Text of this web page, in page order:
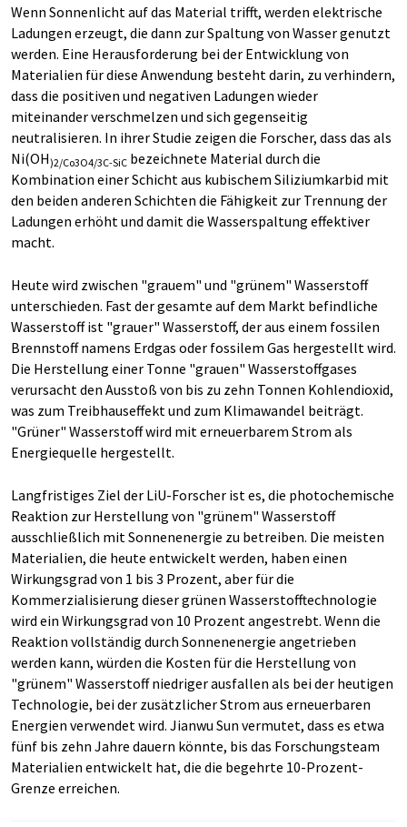
Wenn Sonnenlicht auf das Material trifft, werden elektrische
Ladungen erzeugt, die dann zur Spaltung von Wasser genutzt
werden. Eine Herausforderung bei der Entwicklung von
Materialien für diese Anwendung besteht darin, zu verhindern,
dass die positiven und negativen Ladungen wieder
miteinander verschmelzen und sich gegenseitig
neutralisieren. In ihrer Studie zeigen die Forscher, dass das als
Ni(OH)2/Co3O4/3C-SiC bezeichnete Material durch die
Kombination einer Schicht aus kubischem Siliziumkarbid mit
den beiden anderen Schichten die Fähigkeit zur Trennung der
Ladungen erhöht und damit die Wasserspaltung effektiver
macht.
Heute wird zwischen "grauem" und "grünem" Wasserstoff
unterschieden. Fast der gesamte auf dem Markt befindliche
Wasserstoff ist "grauer" Wasserstoff, der aus einem fossilen
Brennstoff namens Erdgas oder fossilem Gas hergestellt wird.
Die Herstellung einer Tonne "grauen" Wasserstoffgases
verursacht den Ausstoß von bis zu zehn Tonnen Kohlendioxid,
was zum Treibhauseffekt und zum Klimawandel beiträgt.
"Grüner" Wasserstoff wird mit erneuerbarem Strom als
Energiequelle hergestellt.
Langfristiges Ziel der LiU-Forscher ist es, die photochemische
Reaktion zur Herstellung von "grünem" Wasserstoff
ausschließlich mit Sonnenenergie zu betreiben. Die meisten
Materialien, die heute entwickelt werden, haben einen
Wirkungsgrad von 1 bis 3 Prozent, aber für die
Kommerzialisierung dieser grünen Wasserstofftechnologie
wird ein Wirkungsgrad von 10 Prozent angestrebt. Wenn die
Reaktion vollständig durch Sonnenenergie angetrieben
werden kann, würden die Kosten für die Herstellung von
"grünem" Wasserstoff niedriger ausfallen als bei der heutigen
Technologie, bei der zusätzlicher Strom aus erneuerbaren
Energien verwendet wird. Jianwu Sun vermutet, dass es etwa
fünf bis zehn Jahre dauern könnte, bis das Forschungsteam
Materialien entwickelt hat, die die begehrte 10-Prozent-
Grenze erreichen.